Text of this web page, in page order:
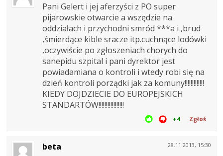
Pani Gelert i jej aferzyści z PO super
pijarowskie otwarcie a wszędzie na
oddziałach i przychodni smród ***a i ,brud
,śmierdące kible sracze itp.cuchnące lodówki
,oczywiście po zgłoszeniach chorych do
sanepidu szpital i pani dyrektor jest
powiadamiana o kontroli i wtedy robi się na
dzień kontroli porządki jak za komuny!!!!!!!!!!!!!
KIEDY DOJDZIECIE DO EUROPEJSKICH
STANDARTÓW!!!!!!!!!!!!!!!!!
+4 Zgłoś
28.11.2013, 15:30
beta